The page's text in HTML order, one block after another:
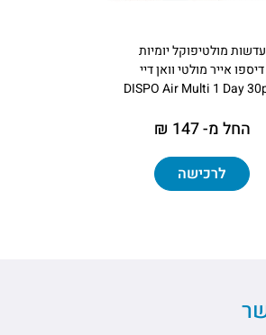
עדשות מולטיפוקל יומיות
דיספו אייר מולטי וואן דיי
DISPO Air Multi 1 Day
החל מ- 147 ₪
לרכישה